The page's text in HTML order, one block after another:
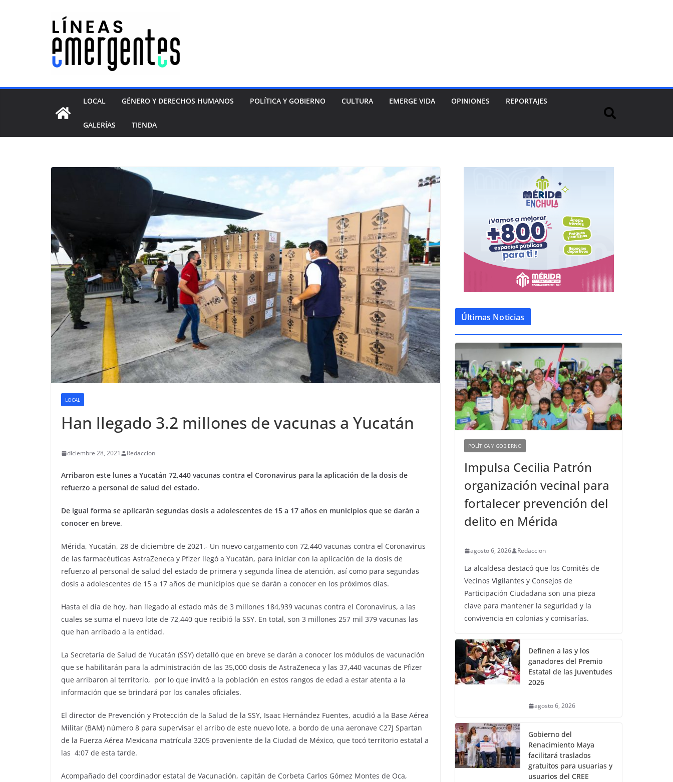
LOCAL GÉNERO Y DERECHOS HUMANOS POLÍTICA Y GOBIERNO CULTURA EMERGE VIDA OPINIONES REPORTAJES
GALERÍAS TIENDA
LOCAL
Han llegado 3.2 millones de vacunas a Yucatán
diciembre 28, 2021 Redaccion
Arribaron este lunes a Yucatán 72,440 vacunas contra el Coronavirus para la aplicación de la dosis de
refuerzo a personal de salud del estado.
De igual forma se aplicarán segundas dosis a adolescentes de 15 a 17 años en municipios que se darán a
conocer en breve.
Mérida, Yucatán, 28 de diciembre de 2021.- Un nuevo cargamento con 72,440 vacunas contra el Coronavirus
de las farmacéuticas AstraZeneca y Pfizer llegó a Yucatán, para iniciar con la aplicación de la dosis de
refuerzo al personal de salud del estado de primera y segunda línea de atención, así como para segundas
dosis a adolescentes de 15 a 17 años de municipios que se darán a conocer en los próximos días.
Hasta el día de hoy, han llegado al estado más de 3 millones 184,939 vacunas contra el Coronavirus, a las
cuales se suma el nuevo lote de 72,440 que recibió la SSY. En total, son 3 millones 257 mil 379 vacunas las
que han arribado a la entidad.
La Secretaría de Salud de Yucatán (SSY) detalló que en breve se darán a conocer los módulos de vacunación
que se habilitarán para la administración de las 35,000 dosis de AstraZeneca y las 37,440 vacunas de Pfizer
que arribaron al territorio, por lo que invitó a la población en estos rangos de edad a estar atenta a la
información que se brindará por los canales oficiales.
El director de Prevención y Protección de la Salud de la SSY, Isaac Hernández Fuentes, acudió a la Base Aérea
Militar (BAM) número 8 para supervisar el arribo de este nuevo lote, a bordo de una aeronave C27J Spartan
de la Fuerza Aérea Mexicana matrícula 3205 proveniente de la Ciudad de México, que tocó territorio estatal a
las 4:07 de esta tarde.
Acompañado del coordinador estatal de Vacunación, capitán de Corbeta Carlos Gómez Montes de Oca,
Últimas Noticias
POLÍTICA Y GOBIERNO
Impulsa Cecilia Patrón
organización vecinal para
fortalecer prevención del
delito en Mérida
agosto 6, 2026 Redaccion
La alcaldesa destacó que los Comités de
Vecinos Vigilantes y Consejos de
Participación Ciudadana son una pieza
clave para mantener la seguridad y la
convivencia en colonias y comisarías.
Definen a las y los
ganadores del Premio
Estatal de las Juventudes
2026
agosto 6, 2026
Gobierno del
Renacimiento Maya
facilitará traslados
gratuitos para usuarias y
usuarios del CREE